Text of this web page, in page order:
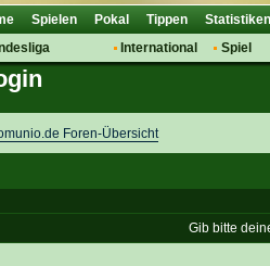
Spielen Pokal Tippen Statistiken
News
International
Spiel
Foren-Übersicht
Gib bitte